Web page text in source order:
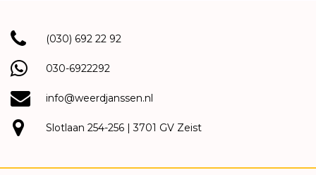
(030) 692 22 92
030-6922292
info@weerdjanssen.nl
Slotlaan 254-256 | 3701 GV Zeist